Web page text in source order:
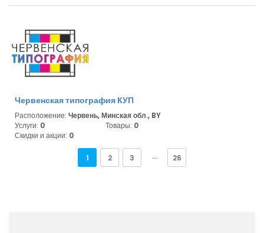
Червенская типография КУП
Расположение: Червень, Минская обл., BY
Услуги: 0 Товары: 0
Скидки и акции: 0
1 2 3 ··· 26